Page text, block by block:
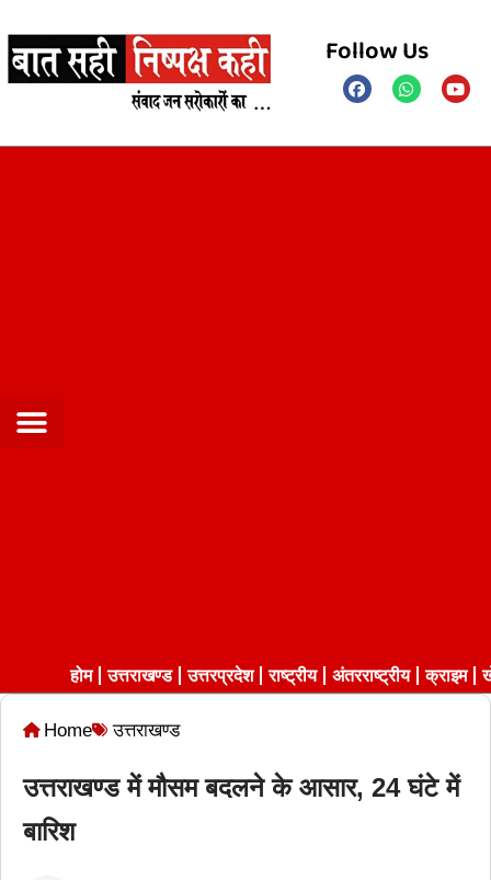
Follow Us
होम उत्तराखण्ड उत्तरप्रदेश राष्ट्रीय अंतरराष्ट्रीय क्राइम
Home उत्तराखण्ड
उत्तराखण्ड में मौसम बदलने के आसार, 24 घंटे में
बारिश